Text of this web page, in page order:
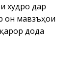
худро дар
мавзӯъҳои
дода